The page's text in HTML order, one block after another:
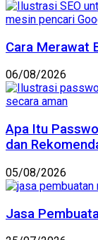
Cara Merawat
06/08/2026
Apa Itu
dan
05/08/2026
Jasa